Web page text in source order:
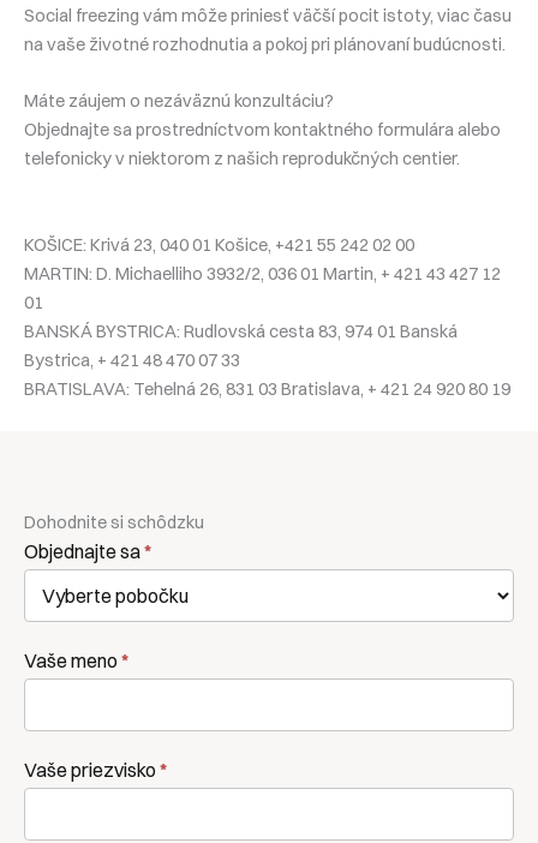
Social freezing vám môže priniesť väčší pocit istoty, viac času
na vaše životné rozhodnutia a pokoj pri plánovaní budúcnosti.
Máte záujem o nezáväznú konzultáciu?
Objednajte sa prostredníctvom kontaktného formulára alebo
telefonicky v niektorom z našich reprodukčných centier.
KOŠICE: Krivá 23, 040 01 Košice, +421 55 242 02 00
MARTIN: D. Michaelliho 3932/2, 036 01 Martin, + 421 43 427 12
01
BANSKÁ BYSTRICA: Rudlovská cesta 83, 974 01 Banská
Bystrica, + 421 48 470 07 33
BRATISLAVA: Tehelná 26, 831 03 Bratislava, + 421 24 920 80 19
Dohodnite si schôdzku
Kontaktní
formulár
Objednajte sa*
Vaše meno *
Vaše priezvisko *